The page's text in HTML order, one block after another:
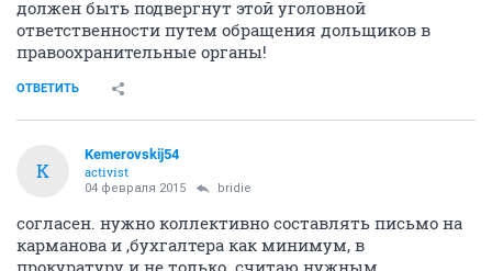
них!! Я очень хочу попасть на стройку и взглянуть
изнутри на это твАрение!!